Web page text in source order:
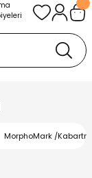
MorphoMark /